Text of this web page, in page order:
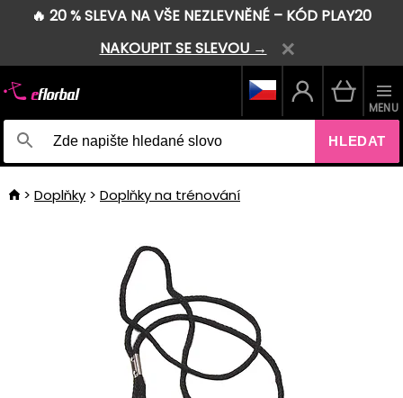
🔥 20 % SLEVA NA VŠE NEZLEVNĚNÉ – KÓD PLAY20
NAKOUPIT SE SLEVOU →
HLEDAT
MENU
Doplňky Doplňky na trénování